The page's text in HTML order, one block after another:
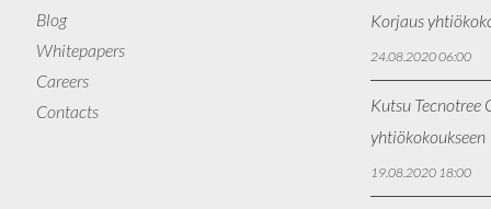
Blog
Whitepapers
Careers
Contacts
Korjaus
24.08.2020 06:00
Kutsu Tecnotree
yhtiökokoukseen
19.08.2020 18:00